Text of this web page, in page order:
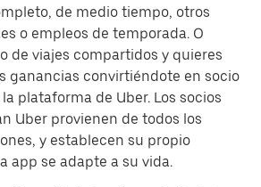
de medio tiempo, otros
o empleos de temporada. O
de viajes compartidos y quieres
ganancias convirtiéndote en socio
plataforma de Uber. Los socios
Uber provienen de todos los
y establecen su propio
app se adapte a su vida.